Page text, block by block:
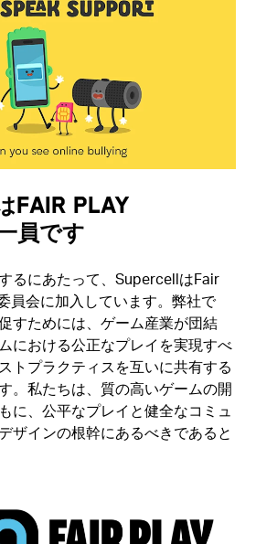
FAIR PLAY
員です
るにあたって、SupercellはFair
員会に加入しています。弊社で
すためには、ゲーム産業が団結
における公正なプレイを実現すべ
トプラクティスを互いに共有する
。私たちは、質の高いゲームの開
に、公平なプレイと健全なコミュ
ザインの根幹にあるべきであると